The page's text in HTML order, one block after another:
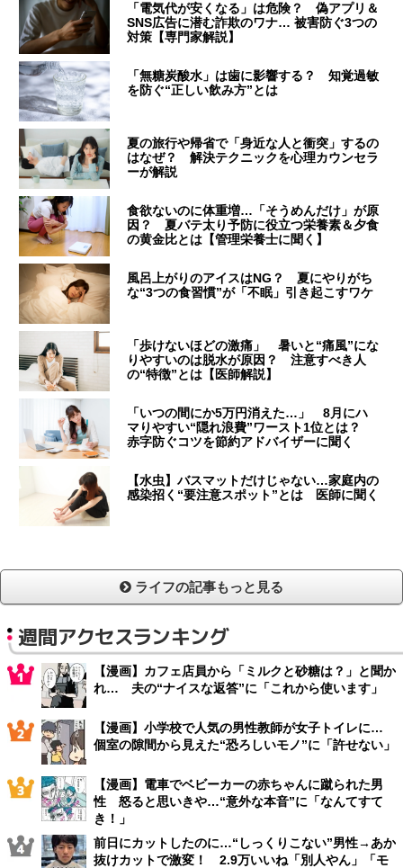
「電気代が安くなる」は危険？ 偽アプリ＆
SNS広告に潜む詐欺のワナ… 被害防ぐ3つの
対策【専門家解説】
「無糖炭酸水」は歯に影響する？ 知覚過敏
を防ぐ“正しい飲み方”とは
夏の旅行や帰省で「身近な人と衝突」するの
はなぜ？ 解決テクニックを心理カウンセラ
ーが解説
食欲ないのに体重増…「そうめんだけ」が原
因？ 夏バテ太り予防に役立つ栄養素＆夕食
の黄金比とは【管理栄養士に聞く】
風呂上がりのアイスはNG？ 夏にやりがち
な“3つの食習慣”が「不眠」引き起こすワケ
「歩けないほどの激痛」 暑いと“痛風”にな
りやすいのは脱水が原因？ 注意すべき人
の“特徴”とは【医師解説】
「いつの間にか5万円消えた…」 8月にハ
マりやすい“隠れ浪費”ワースト1位とは？
赤字防ぐコツを節約アドバイザーに聞く
【水虫】バスマットだけじゃない…家庭内の
感染招く“要注意スポット”とは 医師に聞く
ライフの記事もっと見る
週間アクセスランキング
【漫画】カフェ店員から「ミルクと砂糖は？」と聞か
れ… 夫の“ナイスな返答”に「これから使います」
【漫画】小学校で人気の男性教師が女子トイレに…
個室の隙間から見えた“恐ろしいモノ”に「許せない」
【漫画】電車でベビーカーの赤ちゃんに蹴られた男
性 怒ると思いきや…“意外な本音”に「なんてすて
き！」
前日にカットしたのに…“しっくりこない”男性→あか
抜けカットで激変！ 2.9万いいね「別人やん」「モ